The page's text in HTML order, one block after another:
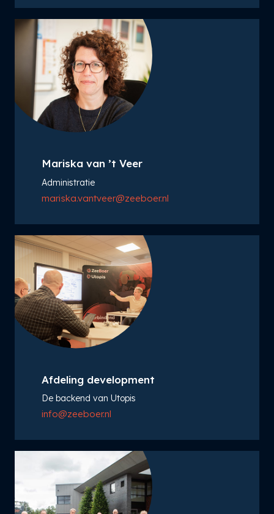
Mariska van ’t Veer
Administratie
mariska.vantveer@zeeboer.nl
Afdeling development
De backend van Utopis
info@zeeboer.nl